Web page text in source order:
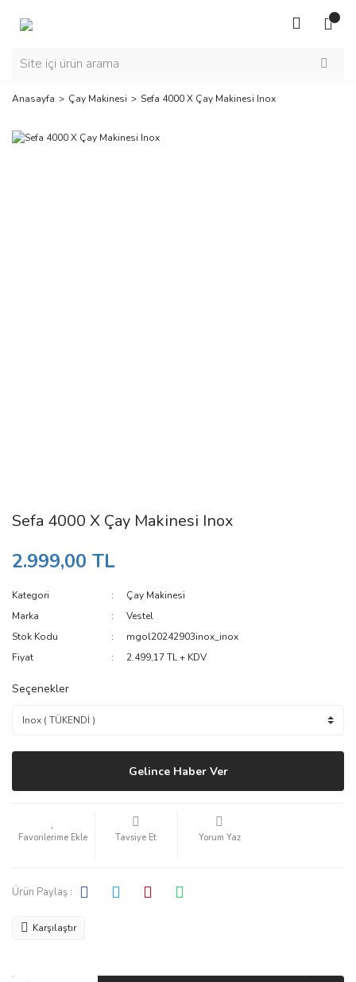
Anasayfa Çay Makinesi Sefa 4000 X Çay Makinesi Inox
Sefa 4000 X Çay Makinesi Inox
2.999,00 TL
Kategori
Çay Makinesi
Marka
Vestel
Stok Kodu
mgol20242903inox_inox
Fiyat
2.499,17 TL + KDV
Seçenekler
Gelince Haber Ver
Tavsiye Et Yorum Yaz
Ürün Paylaş :
Karşılaştır